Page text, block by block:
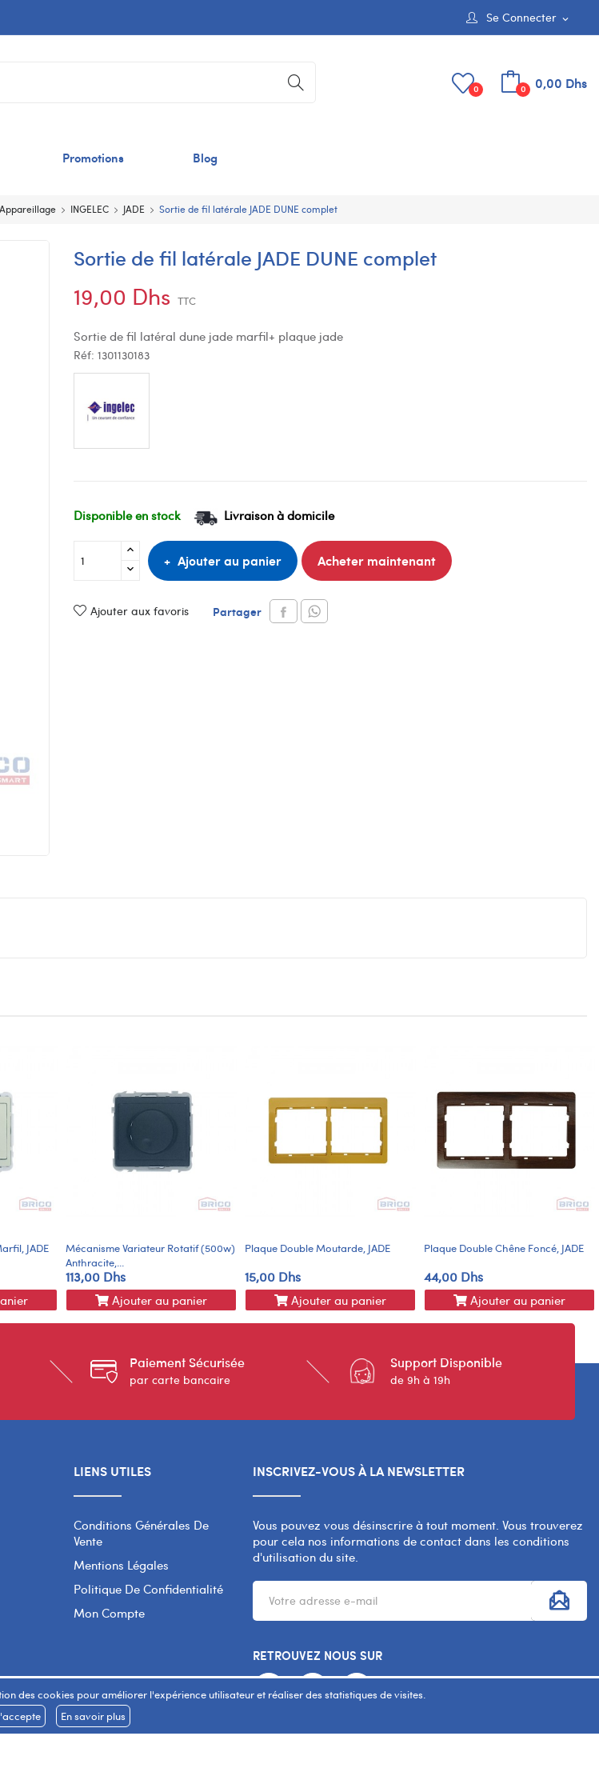
des cookies pour améliorer l'expérience utilisateur et réaliser des statistiques de visites.
En savoir plus
Se Connecter expand_more
0,00 Dhs
0
0
Promotions Blog
Appareillage INGELEC JADE Sortie de fil latérale JADE DUNE complet
Sortie de fil latérale JADE DUNE complet
19,00 Dhs TTC
Sortie de fil latéral dune jade marfil+ plaque jade
Réf: 1301130183
Disponible en stock Livraison à domicile
Ajouter au panier Acheter maintenant
Ajouter aux favoris Partager
JADE
Mécanisme Variateur Rotatif (500w)
Anthracite,...
113,00 Dhs
Ajouter au panier
Plaque Double Moutarde, JADE
15,00 Dhs
Ajouter au panier
Plaque Double Chêne Foncé, JADE
44,00 Dhs
Ajouter au panier
Paiement Sécurisée
par carte bancaire
Support Disponible
de 9h à 19h
LIENS UTILES
Conditions Générales De
Vente
Mentions Légales
Politique De Confidentialité
Mon Compte
INSCRIVEZ-VOUS À LA NEWSLETTER
Vous pouvez vous désinscrire à tout moment. Vous trouverez
pour cela nos informations de contact dans les conditions
d'utilisation du site.
RETROUVEZ NOUS SUR